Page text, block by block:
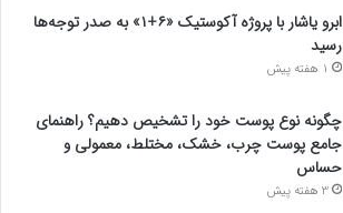
ابرو یاشار با پروژه آکوستیک «۶+۱» به صدر توجه‌ها
رسید
1 هفته پیش
چگونه نوع پوست خود را تشخیص دهیم؟ راهنمای
جامع پوست چرب، خشک، مختلط، معمولی و
حساس
3 هفته پیش